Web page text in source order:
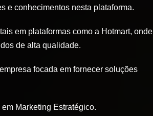
e conhecimentos nesta plataforma.
em plataformas como a Hotmart, onde
de alta qualidade.
focada em fornecer soluções
Marketing Estratégico.